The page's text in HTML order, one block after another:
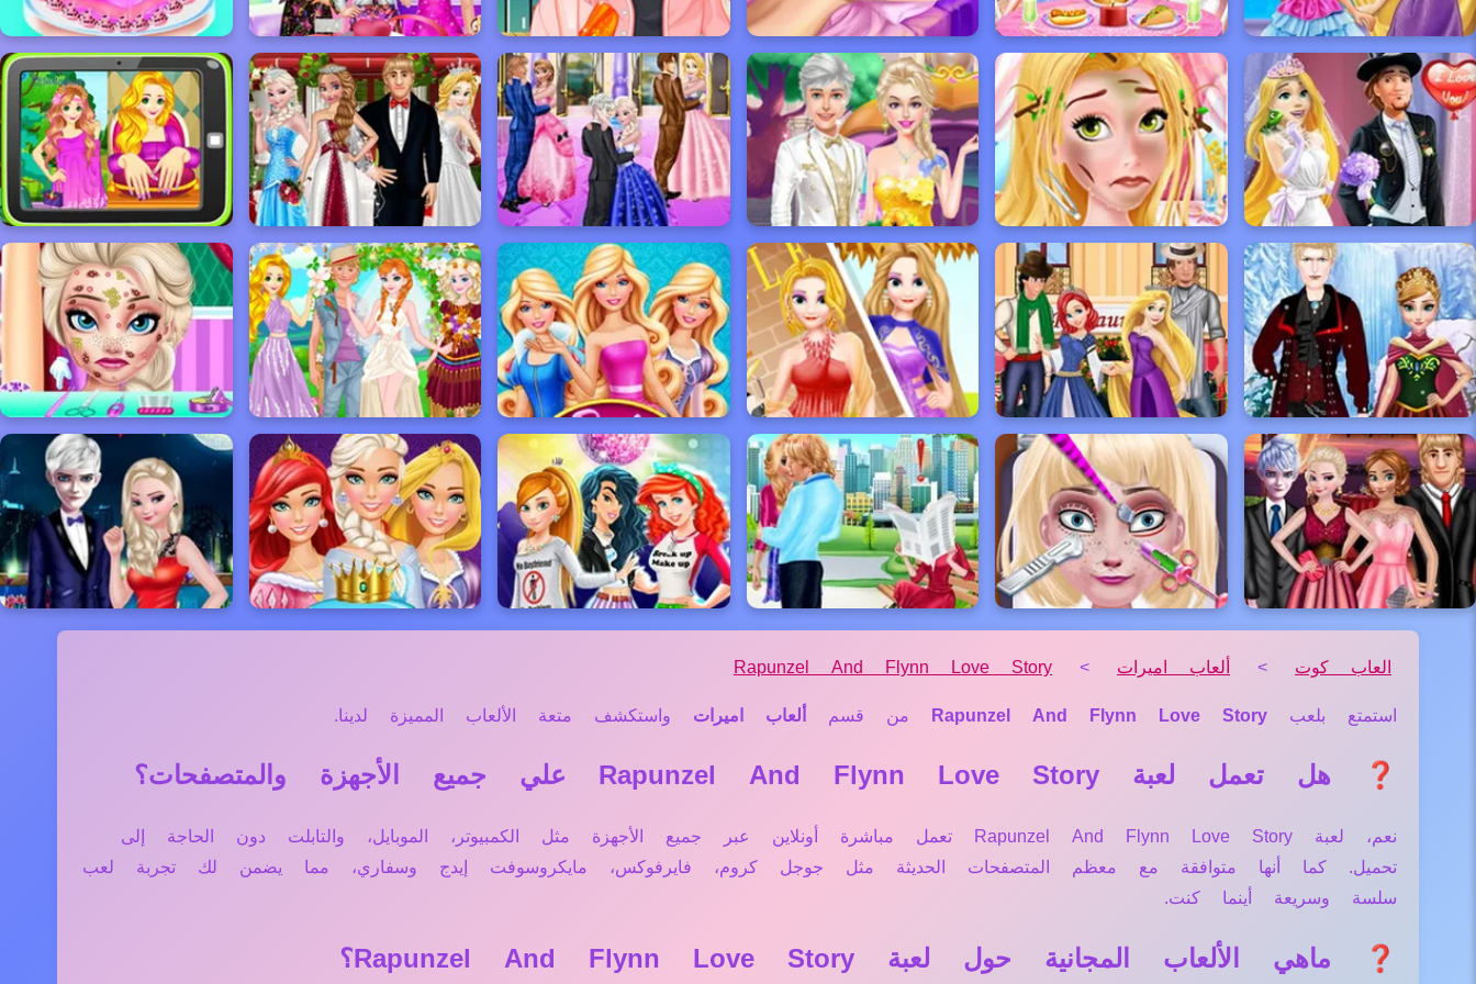
العاب كوت > ألعاب اميرات >
Rapunzel And Flynn Love Story
استمتع بلعب Rapunzel And Flynn Love Story من قسم ألعاب اميرات واستكشف متعة الألعاب المميزة لدينا.
❓ هل تعمل لعبة Rapunzel And Flynn Love Story علي جميع الأجهزة والمتصفحات؟
نعم، لعبة Rapunzel And Flynn Love Story تعمل مباشرة أونلاين عبر جميع الأجهزة مثل الكمبيوتر، الموبايل، والتابلت دون الحاجة إلى
تحميل. كما أنها متوافقة مع معظم المتصفحات الحديثة مثل جوجل كروم، فايرفوكس، مايكروسوفت إيدج وسفاري، مما يضمن لك تجربة لعب
سلسة وسريعة أينما كنت.
❓ ماهي الألعاب المجانية حول لعبة Rapunzel And Flynn Love Story؟